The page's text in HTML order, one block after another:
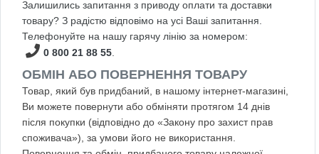
Залишились запитання з приводу оплати та доставки
товару? З радістю відповімо на усі Ваші запитання.
Телефонуйте на нашу гарячу лінію за номером:
0 800 21 88 55
ОБМІН АБО ПОВЕРНЕННЯ ТОВАРУ
Товар, який був придбаний, в нашому інтернет-магазині,
Ви можете повернути або обміняти протягом 14 днів
після покупки (відповідно до «Закону про захист прав
споживача»), за умови його не використання.